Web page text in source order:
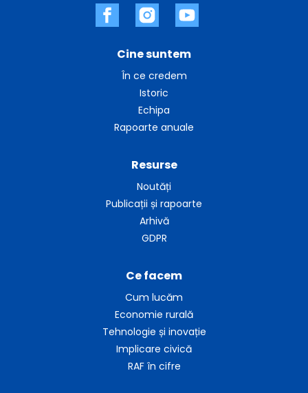
Cine suntem
În ce credem
Istoric
Echipa
Rapoarte anuale
Ce facem
Cum lucăm
Economie rurală
Tehnologie și inovație
Implicare civică
RAF în cifre
Resurse
Noutăți
Publicații și rapoarte
Arhivă
GDPR